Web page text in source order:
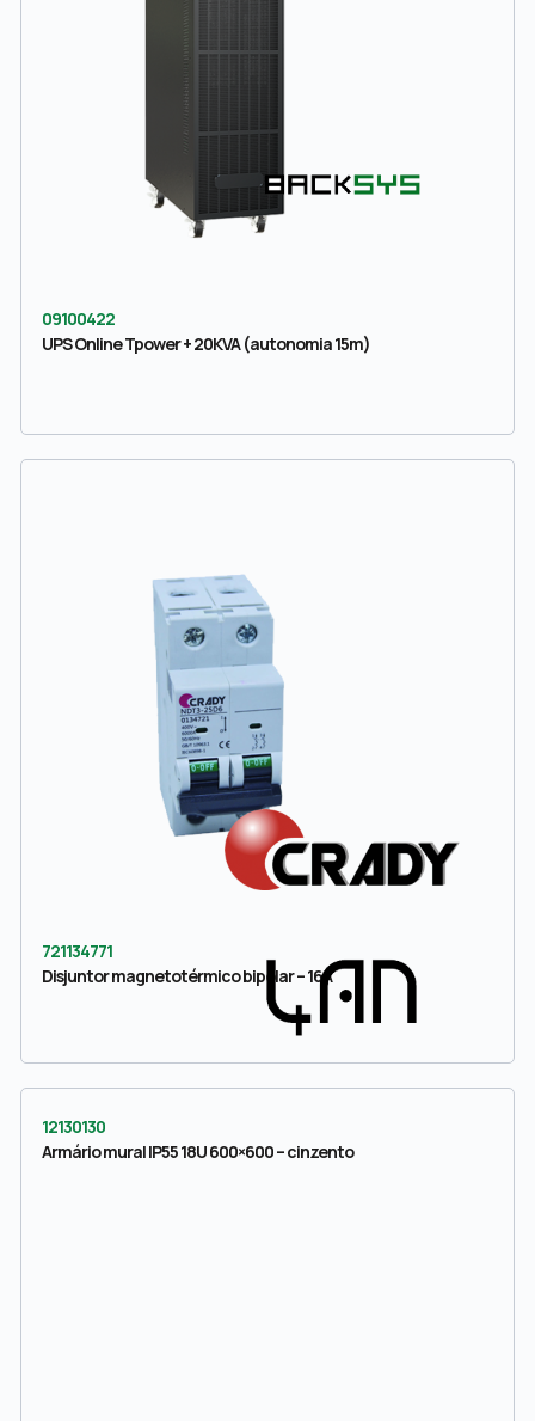
09100422
UPS Online Tpower + 20KVA (autonomia 15m)
721134771
Disjuntor magnetotérmico bipolar – 16A
12130130
Armário mural IP55 18U 600×600 – cinzento